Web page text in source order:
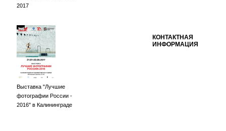
2017
Выставка "Лучшие
фотографии России -
2016" в Калининграде
КОНТАКТНАЯ
ИНФОРМАЦИЯ